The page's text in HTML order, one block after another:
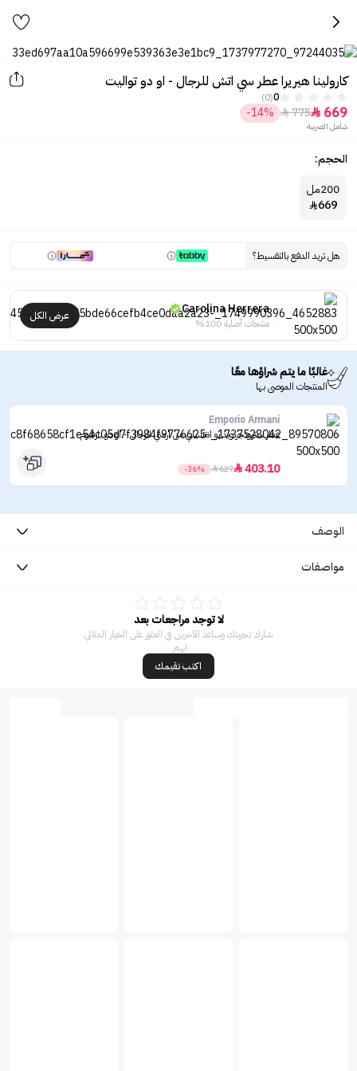
كارولينا هيريرا عطر سي اتش للرجال - او دو تواليت
0
(0)
669

775

-14%
شامل الضريبة
الحجم:
200مل
669

هل تريد الدفع بالتقسيط؟
Carolina Herrera
منتجات أصلية 100%
عرض الكل
غالبًا ما يتم شراؤها معًا
المنتجات الموصى بها
Emporio Armani
عطر سترونجر ويذ يو انتنسلي من ارمني للرجال - او دو بارفيوم
403.10

627

-36%
الوصف
مواصفات
لا توجد مراجعات بعد
شارك تجربتك وساعد الآخرين في العثور على الخيار المثالي
لهم.
اكتب تقيمك